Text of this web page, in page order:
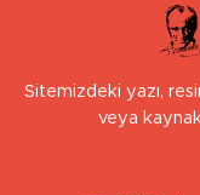
Sitemizdeki yazı,
veya